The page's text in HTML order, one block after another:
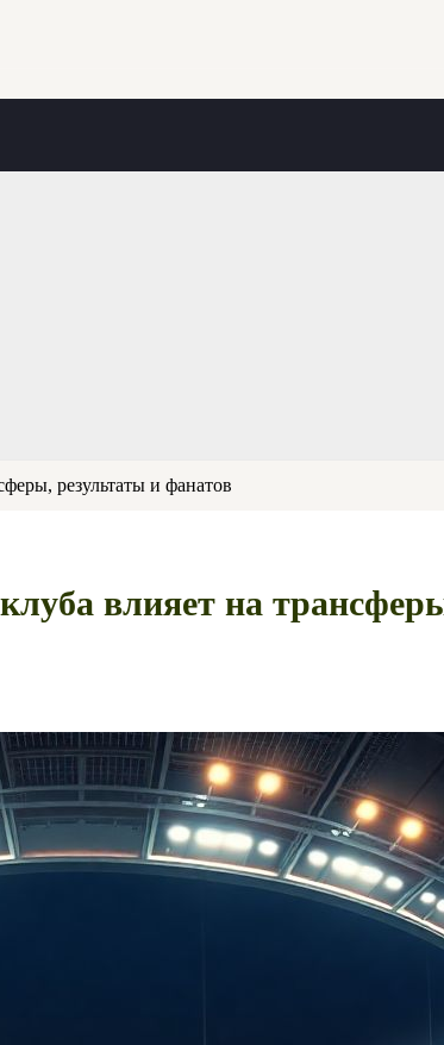
результаты и фанатов
влияет на